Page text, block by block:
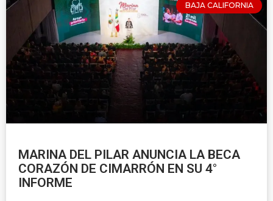
BAJA CALIFORNIA
MARINA DEL PILAR ANUNCIA LA BECA
CORAZÓN DE CIMARRÓN EN SU 4°
INFORME